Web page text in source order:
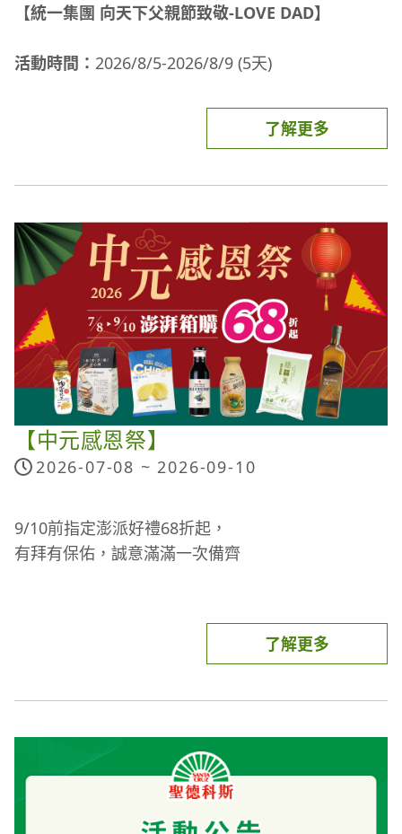
【統一集團 向天下父親節致敬-LOVE DAD】
活動時間： 2026/8/5-2026/8/9 (5天)
聖德科斯門市」或
點現折100元滿額抵用券(滿千抵用)」(價值100元)。
滿額加贈點數：於聖德科斯門市 和
聖德科斯購物網
單筆消費滿888元點數10倍送(限已綁定之uniopen會
員，含基本點1倍，每會員回饋上限100點)
加價/滿額贈石斛蘭：於聖德科斯門市單筆消費滿500
元+49元加購石斛蘭(原價188元乙支)；單筆消費滿
2000元免費送石斛蘭乙支(原價188元/支)
爸氣活力，加倍好禮：
統健人氣保健品，同品項買1送1
納豆紅麴Plus複方膠囊 90粒/瓶 (原價1800元/瓶)
活力胜肽蛋白 10gX30包/盒 (原價1100元/盒)
固百能複方膠囊(含UC-II) 30粒/瓶 (原價2200元/瓶)
注意事項：
十倍給利：
(1) 抵用金使用期間自 2026/8/5-2026/8/14止，單筆
消費每滿1,000元可抵用100元，可累折。
(2) 聖德科斯會員與OPENPOINT會員適用。
(3) 抵用金限聖德科斯實體門市使用。
(4) 本抵用金不得與其他優惠併用，包括實體及電子
折價券(折價券/抵用金)，及全店活動(包括但不限於
全店集點/滿額折/滿額抽/滿額贈等活動)。
(5) 本抵用金不得使用於冷藏蔬果、冷藏乳品、主米
蛋、機器設備/健康器材/機能用品(含耗材與配件)、
包裝袋、運費等。
(6) 抵用金活動券不得折兌現金或找零，如有遺失、
額計算。
(2) 2025/8/6-8/10單筆消費滿888元點數10倍送(含基
本點1倍)，限已綁定之uniopen會員，每人回饋上限
100點；本活動採事後贈點；最晚須於活動前一日註
了解更多
【中元感恩祭】
2026-07-08 ~ 2026-09-10
9/10前指定澎派好禮68折起，
有拜有保佑，誠意滿滿一次備齊
了解更多